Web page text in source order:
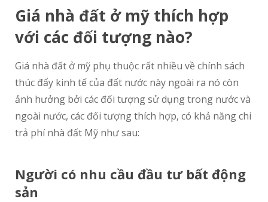
Giá nhà đất ở mỹ thích hợp
với các đối tượng nào?
Giá nhà đất ở mỹ phụ thuộc rất nhiều về chính sách
thúc đẩy kinh tế của đất nước này ngoài ra nó còn
ảnh hưởng bởi các đối tượng sử dụng trong nước và
ngoài nước, các đối tượng thích hợp, có khả năng chi
trả phí nhà đất Mỹ như sau:
Người có nhu cầu đầu tư bất động
sản